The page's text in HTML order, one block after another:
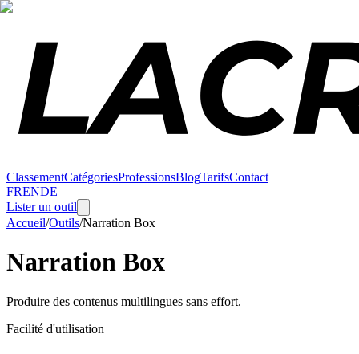
ClassementCatégoriesProfessionsBlogTarifsContact
FRENDE
Lister un outil
Accueil/Outils/Narration Box
Narration Box
Produire des contenus multilingues sans effort.
Facilité d'utilisation